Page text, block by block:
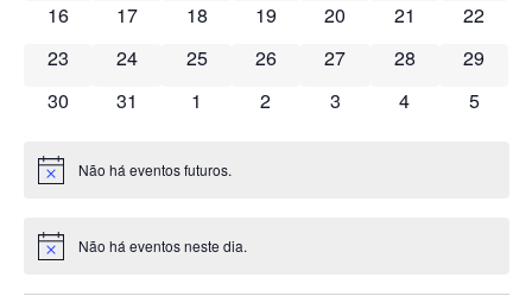
de
0 eventos
16 0 eventos
17 0 eventos
18 0 eventos
19 0 eventos
20 0 eventos
21 0
22
0 eventos
23 0 eventos
24 0 eventos
25 0 eventos
26 0 eventos
27 0 eventos
28 0
29
0 eventos
30 0 eventos
31 0 eventos
1 0 eventos
2 0 eventos
3 0 eventos
4 0
5
Notice Não há eventos futuros.
Notice Não há eventos neste dia.